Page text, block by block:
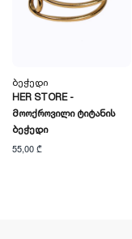
Ბეჭედი
HER STORE -
Მოოქროვილი Ტიტანის
Ბეჭედი
55,00 ₾